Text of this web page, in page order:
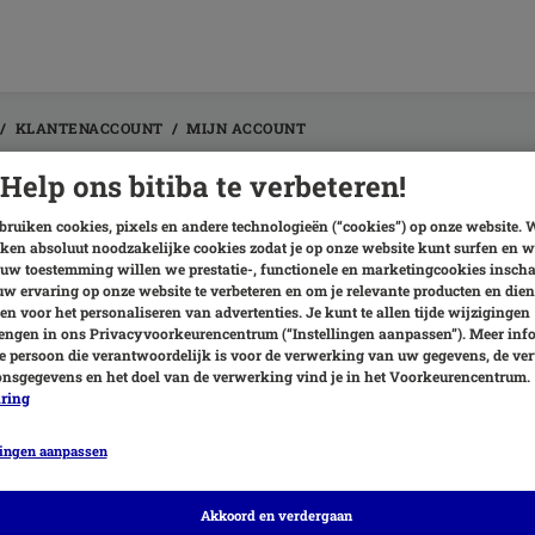
KLANTENACCOUNT MIJN ACCOUNT
zijn de voordelen van een
vele voordelen. In je account kun je onder andere:
huidigebestellingvolgen
persoonlijke gegevenswijzigen
favoriete productenopnieuw bestellen
sparen en bekijken
bitiba
Help ons bitiba te verbeteren!
cookies, pixels en andere technologieën (“cookies”) op onze website.
absoluut noodzakelijke cookies zodat je op onze website kunt surfen en
toestemming willen we prestatie-, functionele en marketingcookies
ervaring op onze website te verbeteren en om je relevante producten en
voor het personaliseren van advertenties. Je kunt te allen tijde wijzigingen
in ons Privacyvoorkeurencentrum (“Instellingen aanpassen”). Meer
persoon die verantwoordelijk is voor de verwerking van uw gegevens, de
en het doel van de verwerking vind je in het Voorkeurencentrum.
aanpassen
Akkoord en verdergaan